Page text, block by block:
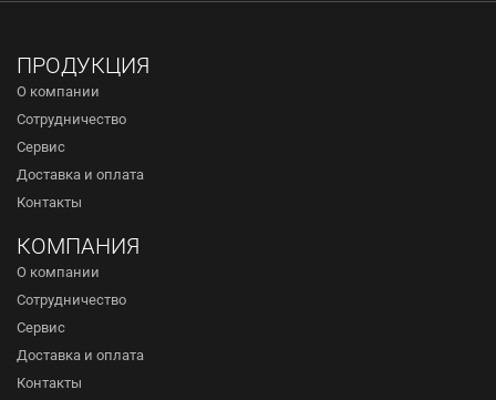
ПРОДУКЦИЯ
О компании
Сотрудничество
Сервис
Доставка и оплата
Контакты
КОМПАНИЯ
О компании
Сотрудничество
Сервис
Доставка и оплата
Контакты